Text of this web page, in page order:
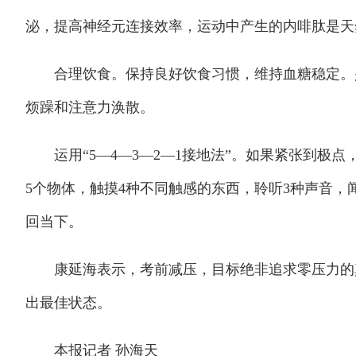
泌，提高神经元连接效率，运动中产生的内啡肽是
合理饮食。保持良好饮食习惯，维持血糖稳定。
烦躁和注意力涣散。
运用“5—4—3—2—1接地法”。如果紧张到极点
5个物体，触摸4种不同触感的东西，聆听3种声音
回当下。
康延海表示，考前减压，目标绝非追求零压力的
出最佳状态。
本报记者 孙海天